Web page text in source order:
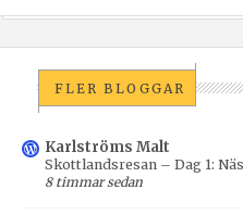
FLER BLOGGAR
Karlströms Malt
Skottlandsresan – Dag 1:
8 timmar sedan